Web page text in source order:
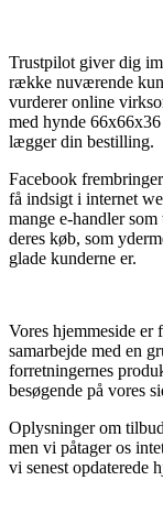
Trustpilot giver dig
række nuværende
vurderer online
med hynde
lægger din bestilling.
Facebook
få indsigt i internet
mange e-handler
deres køb, som
glade kunderne er.
Vores hjemmeside
samarbejde med en
forretningernes
besøgende på vores
Oplysninger om
men vi påtager os
vi senest opdaterede